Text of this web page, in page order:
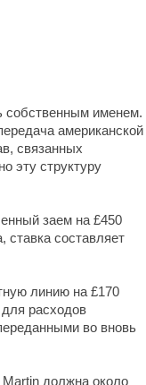
собственным именем.
американской
связанных
эту структуру
заем на £450
составляет
линию на £170
расходов
во вновь
должна около